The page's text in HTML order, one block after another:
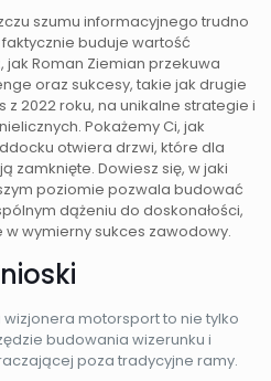
szumu informacyjnego trudno
buduje wartość
Roman Ziemian przekuwa
oraz sukcesy, takie jak drugie
z 2022 roku, na unikalne strategie i
Pokażemy Ci, jak
otwiera drzwi, które dla
zamknięte. Dowiesz się, w jaki
poziomie pozwala budować
dążeniu do doskonałości,
wymierny sukces zawodowy.
motorsport to nie tylko
budowania wizerunku i
poza tradycyjne ramy.